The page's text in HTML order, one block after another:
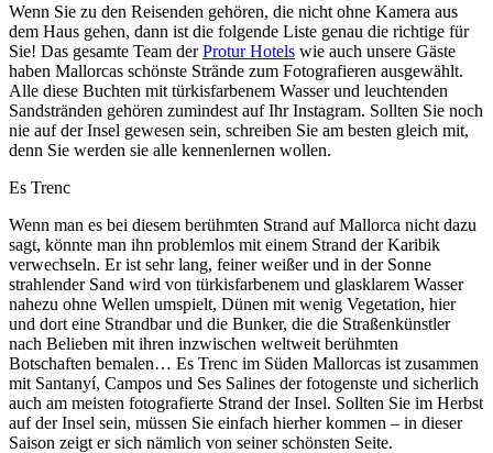
Wenn Sie zu den Reisenden gehören, die nicht ohne Kamera aus
dem Haus gehen, dann ist die folgende Liste genau die richtige für
Sie! Das gesamte Team derProtur Hotels wie auch unsere Gäste
haben Mallorcas schönste Strände zum Fotografieren ausgewählt.
Alle diese Buchten mit türkisfarbenem Wasser und leuchtenden
Sandstränden gehören zumindest auf Ihr Instagram. Sollten Sie noch
nie auf der Insel gewesen sein, schreiben Sie am besten gleich mit,
denn Sie werden sie alle kennenlernen wollen.
Es Trenc
Wenn man es bei diesem berühmten Strand auf Mallorca nicht dazu
sagt, könnte man ihn problemlos mit einem Strand der Karibik
verwechseln. Er ist sehr lang, feiner weißer und in der Sonne
strahlender Sand wird von türkisfarbenem und glasklarem Wasser
nahezu ohne Wellen umspielt, Dünen mit wenig Vegetation, hier
und dort eine Strandbar und die Bunker, die die Straßenkünstler
nach Belieben mit ihren inzwischen weltweit berühmten
Botschaften bemalen… Es Trenc im Süden Mallorcas ist zusammen
mit Santanyí, Campos und Ses Salines der fotogenste und sicherlich
auch am meisten fotografierte Strand der Insel. Sollten Sie im Herbst
auf der Insel sein, müssen Sie einfach hierher kommen – in dieser
Saison zeigt er sich nämlich von seiner schönsten Seite.